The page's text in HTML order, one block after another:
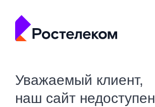
Уважаемый клиент,
наш сайт недоступен